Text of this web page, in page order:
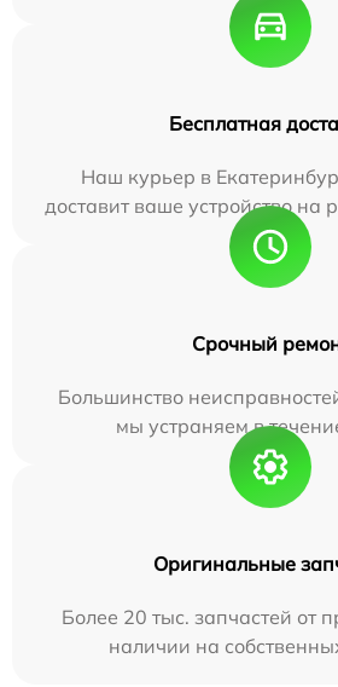
Бесплатная
Наш курьер в
доставит ваше устройство на
Срочный
Большинство
мы устраняем в
Оригинальные
Более 20 тыс. запчастей от
наличии на